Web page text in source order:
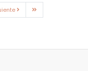
SiguienteÚltima